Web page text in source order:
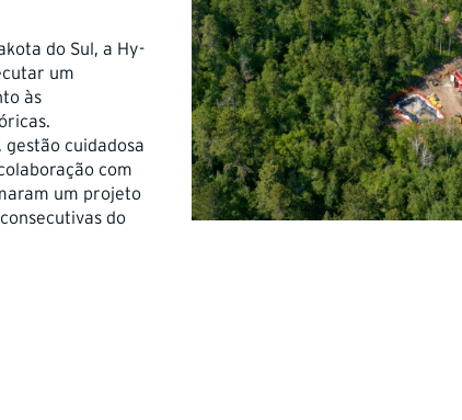
do Sul, a Hy-
um
às
cuidadosa
com
um projeto
do